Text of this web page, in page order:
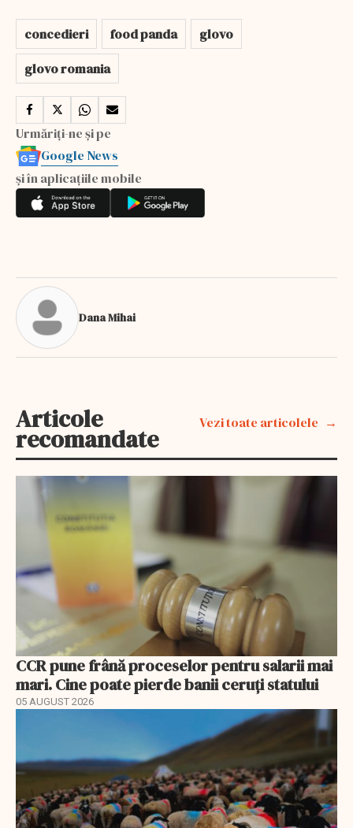
concedieri food panda
glovo
glovo romania
Urmăriți-ne și pe
Google News
și în aplicațiile mobile
Dana Mihai
Articole
recomandate
Vezi toate articolele
CCR pune frână proceselor pentru salarii mai
mari. Cine poate pierde banii ceruți statului
05 AUGUST 2026